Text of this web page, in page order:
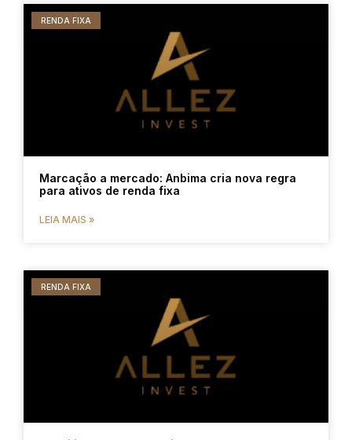
RENDA FIXA
Marcação a mercado: Anbima cria nova regra
para ativos de renda fixa
LEIA MAIS »
RENDA FIXA